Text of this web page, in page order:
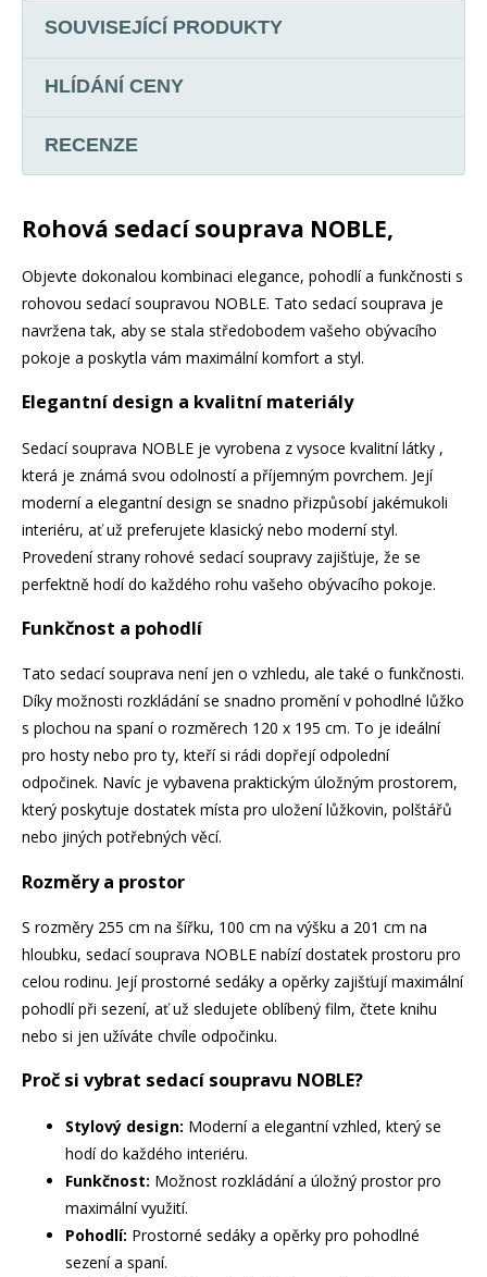
SOUVISEJÍCÍ PRODUKTY
HLÍDÁNÍ CENY
RECENZE
Rohová sedací souprava NOBLE,
Objevte dokonalou kombinaci elegance, pohodlí a funkčnosti s
rohovou sedací soupravou NOBLE. Tato sedací souprava je
navržena tak, aby se stala středobodem vašeho obývacího
pokoje a poskytla vám maximální komfort a styl.
Elegantní design a kvalitní materiály
Sedací souprava NOBLE je vyrobena z vysoce kvalitní látky ,
která je známá svou odolností a příjemným povrchem. Její
moderní a elegantní design se snadno přizpůsobí jakémukoli
interiéru, ať už preferujete klasický nebo moderní styl.
Provedení strany rohové sedací soupravy zajišťuje, že se
perfektně hodí do každého rohu vašeho obývacího pokoje.
Funkčnost a pohodlí
Tato sedací souprava není jen o vzhledu, ale také o funkčnosti.
Díky možnosti rozkládání se snadno promění v pohodlné lůžko
s plochou na spaní o rozměrech 120 x 195 cm. To je ideální
pro hosty nebo pro ty, kteří si rádi dopřejí odpolední
odpočinek. Navíc je vybavena praktickým úložným prostorem,
který poskytuje dostatek místa pro uložení lůžkovin, polštářů
nebo jiných potřebných věcí.
Rozměry a prostor
S rozměry 255 cm na šířku, 100 cm na výšku a 201 cm na
hloubku, sedací souprava NOBLE nabízí dostatek prostoru pro
celou rodinu. Její prostorné sedáky a opěrky zajišťují maximální
pohodlí při sezení, ať už sledujete oblíbený film, čtete knihu
nebo si jen užíváte chvíle odpočinku.
Proč si vybrat sedací soupravu NOBLE?
Stylový design: Moderní a elegantní vzhled, který se
hodí do každého interiéru.
Funkčnost: Možnost rozkládání a úložný prostor pro
maximální využití.
Pohodlí: Prostorné sedáky a opěrky pro pohodlné
sezení a spaní.